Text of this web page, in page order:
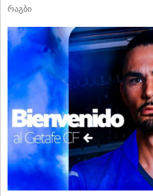
რაგბი